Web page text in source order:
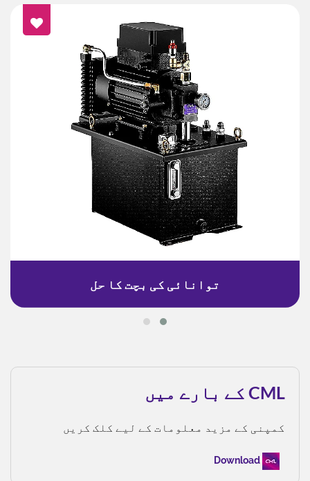
توانائی کی بچت کا حل
CML کے بارے میں
کمپنی کے مزید معلومات کے لیے کلک کریں